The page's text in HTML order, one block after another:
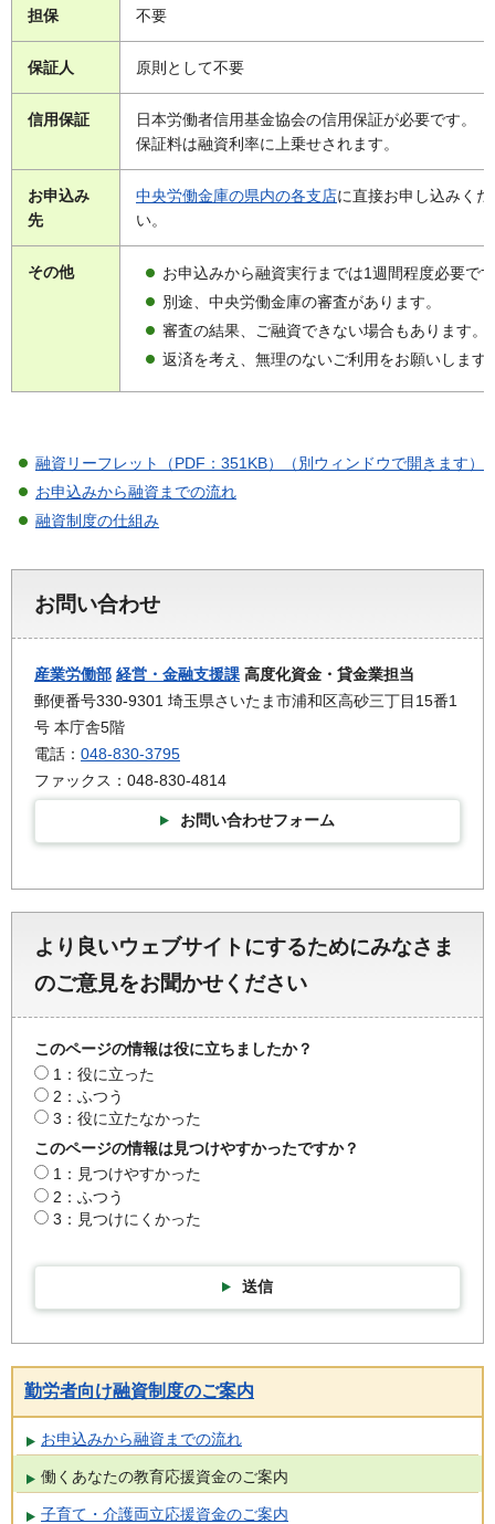
担保 不要
保証人 原則として不要
信用保証
日本労働者信用基金協会の信用保証が必要です。
保証料は融資利率に上乗せされます。
お申込み
先
中央労働金庫の県内の各支店に直接お申し込みくだ
い。
その他
お申込みから融資実行までは1週間程度必要で
別途、中央労働金庫の審査があります。
審査の結果、ご融資できない場合もあります。
返済を考え、無理のないご利用をお願いします
融資リーフレット（PDF：351KB）（別ウィンドウで開きます）
お申込みから融資までの流れ
融資制度の仕組み
お問い合わせ
産業労働部 経営・金融支援課 高度化資金・貸金業担当
郵便番号330-9301 埼玉県さいたま市浦和区高砂三丁目15番1
号 本庁舎5階
電話： 048-830-3795
ファックス：048-830-4814
お問い合わせフォーム
より良いウェブサイトにするためにみなさま
のご意見をお聞かせください
このページの情報は役に立ちましたか？
1：役に立った
2：ふつう
3：役に立たなかった
このページの情報は見つけやすかったですか？
1：見つけやすかった
2：ふつう
3：見つけにくかった
送信
勤労者向け融資制度のご案内
お申込みから融資までの流れ
働くあなたの教育応援資金のご案内
子育て・介護両立応援資金のご案内